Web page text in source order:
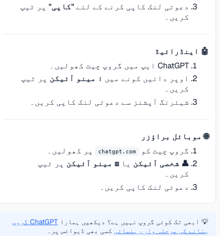
دعوتی لنک کاپی کرنے کے لئے"کاپی"پر ٹیپ
کریں۔
🤖 اینڈرائیڈ
ChatGPT ایپ میں گروپ چیٹ کھولیں۔
اوپر دائیں کونے میں⋮ مینو آئیکنپر ٹیپ
کریں۔
شیئرنگ آپشنز سے دعوتی لنک کاپی کریں۔
🌐 موبائل براؤزر
گروپ چیٹ کو
chatgpt.com پر کھولیں۔
👤 شخصی آئیکنیا☰ مینو آئیکنپر ٹیپ
کریں۔
دعوتی لنک کاپی کریں۔
💡 ابھی تک کوئی گروپ نہیں ہے؟ دیکھیں ہمارا
ChatGPT گروپ
بنانے کی مرحلہ وار رہنمائی کسی بھی ڈیوائس پر۔